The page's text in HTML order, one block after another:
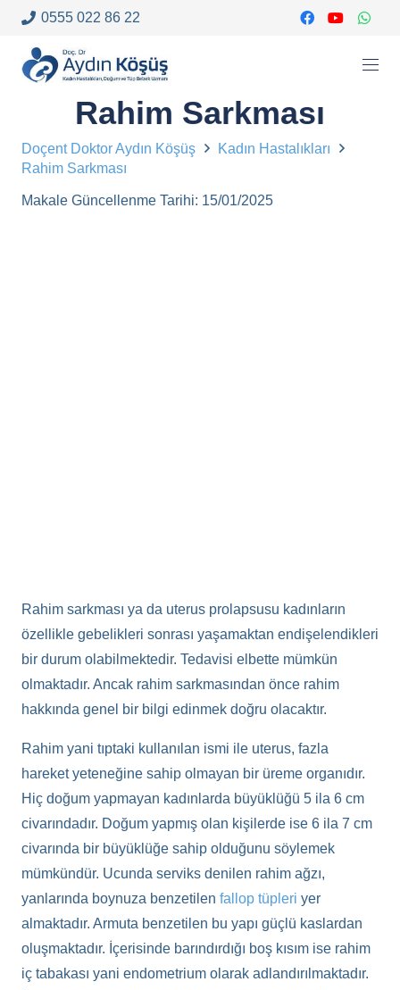
0555 022 86 22
Rahim Sarkması
Doçent Doktor Aydın Köşüş
Kadın Hastalıkları
Rahim Sarkması
Makale Güncellenme Tarihi: 15/01/2025
Rahim sarkması ya da uterus prolapsusu kadınların
özellikle gebelikleri sonrası yaşamaktan endişelendikleri
bir durum olabilmektedir. Tedavisi elbette mümkün
olmaktadır. Ancak rahim sarkmasından önce rahim
hakkında genel bir bilgi edinmek doğru olacaktır.
Rahim yani tıptaki kullanılan ismi ile uterus, fazla
hareket yeteneğine sahip olmayan bir üreme organıdır.
Hiç doğum yapmayan kadınlarda büyüklüğü 5 ila 6 cm
civarındadır. Doğum yapmış olan kişilerde ise 6 ila 7 cm
civarında bir büyüklüğe sahip olduğunu söylemek
mümkündür. Ucunda serviks denilen rahim ağzı,
yanlarında boynuza benzetilen fallop tüpleri yer
almaktadır. Armuta benzetilen bu yapı güçlü kaslardan
oluşmaktadır. İçerisinde barındırdığı boş kısım ise rahim
iç tabakası yani endometrium olarak adlandırılmaktadır.